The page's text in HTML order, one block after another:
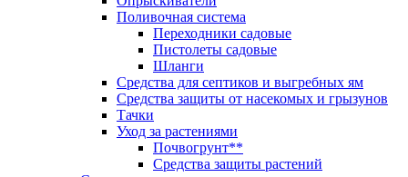
Поливочная система
Переходники садовые
Пистолеты садовые
Шланги
Средства для септиков и выгребных ям
Средства защиты от насекомых и грызунов
Тачки
Уход за растениями
Почвогрунт**
Средства защиты растений